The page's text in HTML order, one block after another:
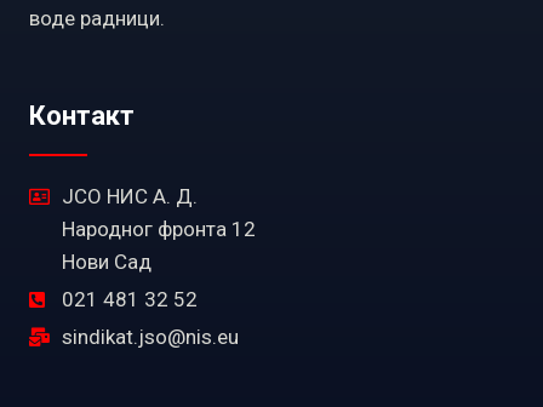
воде радници.
Контакт
ЈСО НИС А. Д.
Народног фронта 12
Нови Сад
021 481 32 52
sindikat.jso@nis.eu